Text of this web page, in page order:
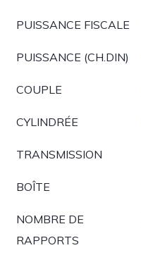
PUISSANCE FISCALE
PUISSANCE (CH.DIN)
COUPLE
CYLINDRÉE
TRANSMISSION
BOÎTE
NOMBRE DE
RAPPORTS